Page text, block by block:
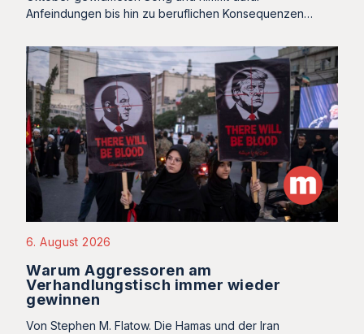
Anfeindungen bis hin zu beruflichen Konsequenzen…
6. August 2026
Warum Aggressoren am
Verhandlungstisch immer wieder
gewinnen
Von Stephen M. Flatow. Die Hamas und der Iran